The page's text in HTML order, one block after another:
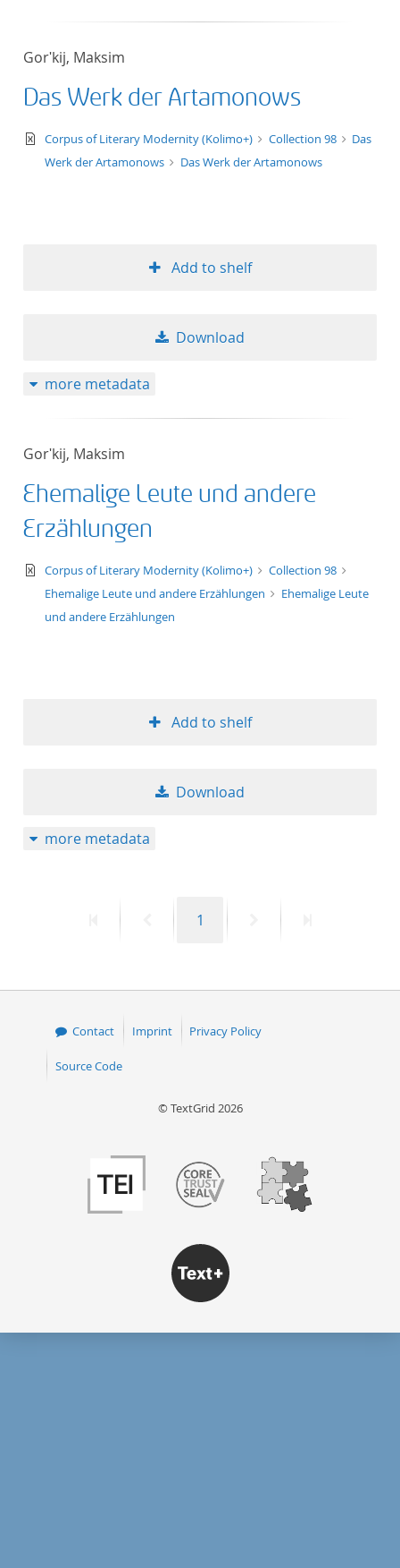
Gorʹkij, Maksim
Das Werk der Artamonows
text/xml
Corpus of Literary Modernity (Kolimo+) Collection 98
Das
Werk der Artamonows
Das Werk der Artamonows
Add to shelf
Download
more metadata
Gorʹkij, Maksim
Ehemalige Leute und andere
Erzählungen
text/xml
Corpus of Literary Modernity (Kolimo+)
Collection 98
Ehemalige Leute und andere Erzählungen
Ehemalige Leute
und andere Erzählungen
Add to shelf
Download
more metadata
PreviousPage
1
Contact Imprint Privacy Policy
Source Code
© TextGrid 2026